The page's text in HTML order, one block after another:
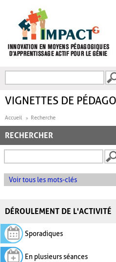
FORMULAIRE DE
VIGNETTES DE
Accueil Recherche
RECHERCHER
Voir tous les mots-clés
DÉROULEMENT DE L'ACTIVITÉ
Sporadiques
En plusieurs séances